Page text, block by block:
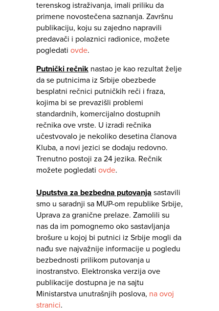
terenskog istraživanja, imali priliku da
primene novostečena saznanja. Završnu
publikaciju, koju su zajedno napravili
predavači i polaznici radionice, možete
pogledati ovde.
Putnički rečnik nastao je kao rezultat želje
da se putnicima iz Srbije obezbede
besplatni rečnici putničkih reči i fraza,
kojima bi se prevazišli problemi
standardnih, komercijalno dostupnih
rečnika ove vrste. U izradi rečnika
učestvovalo je nekoliko desetina članova
Kluba, a novi jezici se dodaju redovno.
Trenutno postoji za 24 jezika. Rečnik
možete pogledati ovde.
Uputstva za bezbedna putovanja sastavili
smo u saradnji sa MUP-om republike Srbije,
Uprava za granične prelaze. Zamolili su
nas da im pomognemo oko sastavljanja
brošure u kojoj bi putnici iz Srbije mogli da
nađu sve najvažnije informacije u pogledu
bezbednosti prilikom putovanja u
inostranstvo. Elektronska verzija ove
publikacije dostupna je na sajtu
Ministarstva unutrašnjih poslova, na ovoj
stranici.